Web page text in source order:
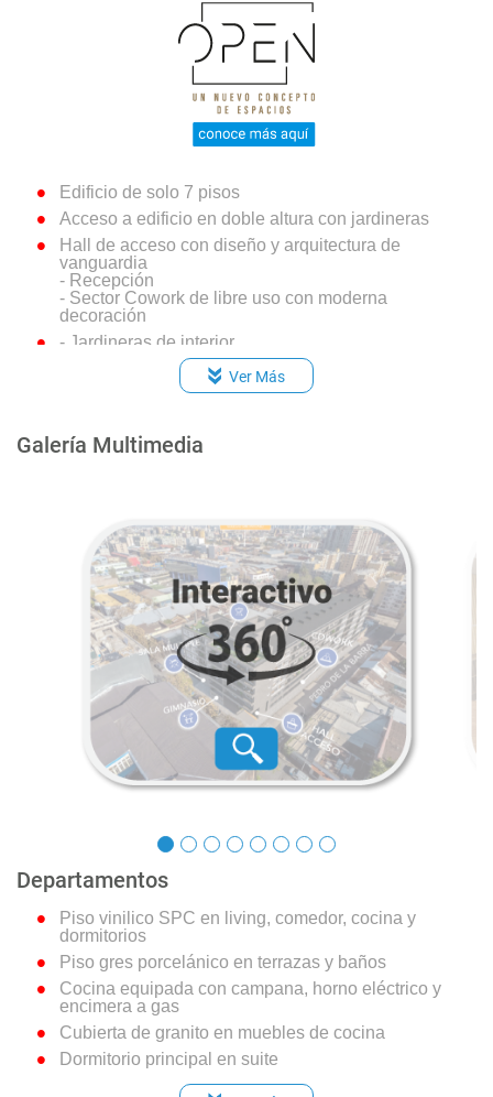
Edificio de solo 7 pisos
Acceso a edificio en doble altura con jardineras
Hall de acceso con diseño y arquitectura de
vanguardia
- Recepción
- Sector Cowork de libre uso con moderna
decoración
- Jardineras de interior
Amplia sala de uso múltiple equipada con
sectores de estar y mesas
Gimnasio equipado
Estacionamiento de visitas
Accesos controlados por CCTV
Conserjería las 24 horas
Portón vehicular automático
Alarma en puertas y ventanas hasta el 3° piso
Citofonía inalámbrica que conecta en tiempo real
a conserjería y residentes a través de app móvil
Control de acceso seguro y ágil, gestionado por una
app móvil
Equipo electrógeno de emergencia
Ver Más
Galería Multimedia
Departamentos
Piso vinilico SPC en living, comedor, cocina y
dormitorios
Piso gres porcelánico en terrazas y baños
Cocina equipada con campana, horno eléctrico y
encimera a gas
Cubierta de granito en muebles de cocina
Dormitorio principal en suite
Cubierta de Loza Vítrea en vanitorio de baños